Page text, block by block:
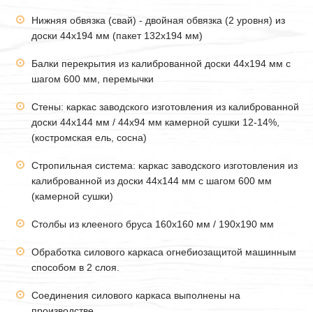
Нижняя обвязка (свай) - двойная обвязка (2 уровня) из
доски 44х194 мм (пакет 132х194 мм)
Балки перекрытия из калиброванной доски 44х194 мм с
шагом 600 мм, перемычки
Стены: каркас заводского изготовления из калиброванной
доски 44х144 мм / 44х94 мм камерной сушки 12-14%,
(костромская ель, сосна)
Стропильная система: каркас заводского изготовления из
калиброванной из доски 44х144 мм с шагом 600 мм
(камерной сушки)
Столбы из клееного бруса 160х160 мм / 190х190 мм
Обработка силового каркаса огнебиозащитой машинным
способом в 2 слоя.
Соединения силового каркаса выполнены на